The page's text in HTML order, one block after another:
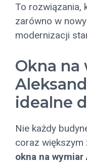
To rozwiązania,
zarówno w
modernizacji
Okna
idealne
Nie każdy
coraz większym
okna na